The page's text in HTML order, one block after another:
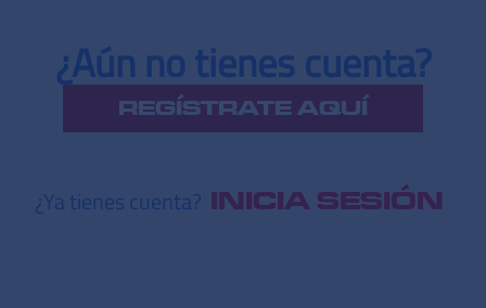
¿Aún no tienes cuenta?
REGÍSTRATE AQUÍ
¿Ya tienes cuenta? INICIA SESIÓN